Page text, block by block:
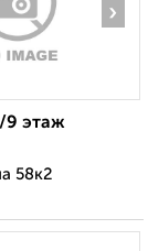
›
9 этаж
58к2